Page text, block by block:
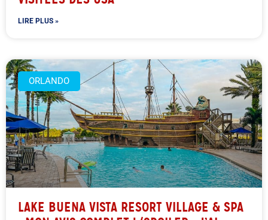
LIRE PLUS »
ORLANDO
LAKE BUENA VISTA RESORT VILLAGE & SPA